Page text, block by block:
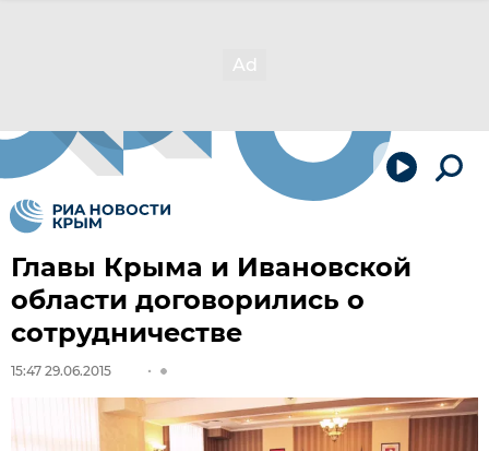
Главы Крыма и Ивановской
области договорились о
сотрудничестве
15:47 29.06.2015